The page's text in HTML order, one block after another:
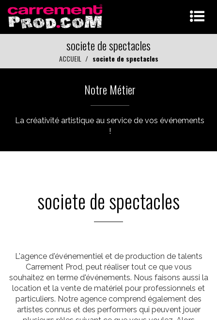
societe de spectacles
ACCUEIL societe de spectacles
Notre Métier
La créativité artistique au service de vos événements
!
societe de spectacles
L'agence d'événementiel et de production de talents
Carrement Prod, peut réaliser tout ce que vous
souhaitez en terme d'événements. Nous faisons aussi la
location et la vente de matériel pour professionnels et
particuliers. Notre agence comprend également des
artistes connus et des performers qui peuvent jouer